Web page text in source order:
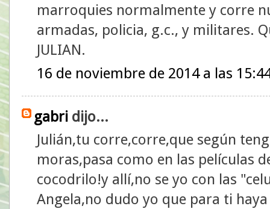
marroquies normalmente y corre
armadas, policia, g.c., y militares.
JULIAN.
16 de noviembre de 2014 a las
gabri dijo...
Julián,tu corre,corre,que según
moras,pasa como en las películas
cocodrilo!y allí,no se yo con las
Angela,no dudo yo que para ti